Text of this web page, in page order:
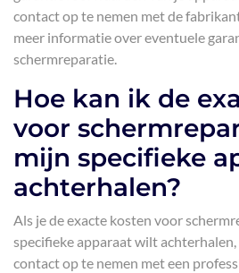
contact op te nemen met de
meer informatie over eventuele
schermreparatie.
Hoe kan ik de
voor
mijn specifieke
achterhalen?
Als je de exacte kosten voor
specifieke apparaat wilt achterhalen,
contact op te nemen met een